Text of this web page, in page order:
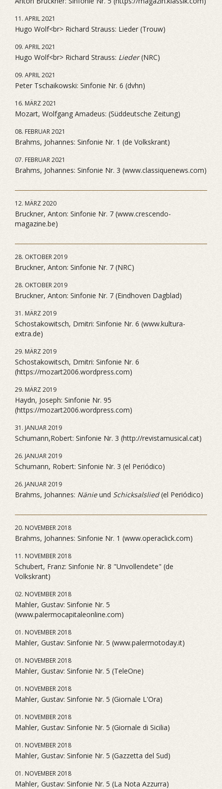
11. APRIL 2021
Hugo Wolf<br> Richard Strauss: Lieder (Trouw)
09. APRIL 2021
Hugo Wolf<br> Richard Strauss: Lieder(NRC)
09. APRIL 2021
Peter Tschaikowski: Sinfonie Nr. 6 (dvhn)
16. MÄRZ 2021
Mozart, Wolfgang Amadeus: (Süddeutsche Zeitung)
08. FEBRUAR 2021
Brahms, Johannes: Sinfonie Nr. 1 (de Volkskrant)
07. FEBRUAR 2021
Brahms, Johannes: Sinfonie Nr. 3 (www.classiquenews.com)
12. MÄRZ 2020
Bruckner, Anton: Sinfonie Nr. 7 (www.crescendo-
magazine.be)
28. OKTOBER 2019
Bruckner, Anton: Sinfonie Nr. 7 (NRC)
28. OKTOBER 2019
Bruckner, Anton: Sinfonie Nr. 7 (Eindhoven Dagblad)
31. MÄRZ 2019
Schostakowitsch, Dmitri: Sinfonie Nr. 6 (www.kultura-
extra.de)
29. MÄRZ 2019
Schostakowitsch, Dmitri: Sinfonie Nr. 6
(https://mozart2006.wordpress.com)
29. MÄRZ 2019
Haydn, Joseph: Sinfonie Nr. 95
(https://mozart2006.wordpress.com)
31. JANUAR 2019
Schumann,Robert: Sinfonie Nr. 3 (http://revistamusical.cat)
26. JANUAR 2019
Schumann, Robert: Sinfonie Nr. 3 (el Periódico)
26. JANUAR 2019
Brahms, Johannes: Nänieund Schicksalslied(el Periódico)
20. NOVEMBER 2018
Brahms, Johannes: Sinfonie Nr. 1 (www.operaclick.com)
11. NOVEMBER 2018
Schubert, Franz: Sinfonie Nr. 8 "Unvollendete" (de
Volkskrant)
02. NOVEMBER 2018
Mahler, Gustav: Sinfonie Nr. 5
(www.palermocapitaleonline.com)
01. NOVEMBER 2018
Mahler, Gustav: Sinfonie Nr. 5 (www.palermotoday.it)
01. NOVEMBER 2018
Mahler, Gustav: Sinfonie Nr. 5 (TeleOne)
01. NOVEMBER 2018
Mahler, Gustav: Sinfonie Nr. 5 (Giornale L'Ora)
01. NOVEMBER 2018
Mahler, Gustav: Sinfonie Nr. 5 (Giornale di Sicilia)
01. NOVEMBER 2018
Mahler, Gustav: Sinfonie Nr. 5 (Gazzetta del Sud)
01. NOVEMBER 2018
Mahler, Gustav: Sinfonie Nr. 5 (La Nota Azzurra)